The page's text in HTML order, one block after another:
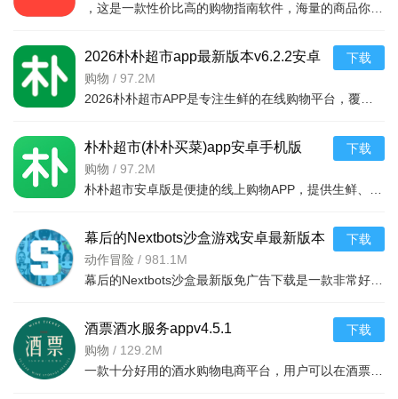
，这是一款性价比高的购物指南软件，海量的商品你都是可以选择的，用户可以看到很多的优惠的商品内容，各种正版资源可以在这里下载，由识货专业鉴别功能帮助你甄别，十分专业安全，需
2026朴朴超市app最新版本v6.2.2安卓
最新版
购物 / 97.2M
2026朴朴超市APP是专注生鲜的在线购物平台，覆盖多城，30分钟极速配送。品类丰富含生鲜、日用品等，万款产品品质保障，天天特价月月大促。新人首单免邮送100元红包，更有秒杀、优惠券、秒付功能，冷链锁
下载
朴朴超市(朴朴买菜)app安卓手机版
v6.2.2安卓版
购物 / 97.2M
朴朴超市安卓版是便捷的线上购物APP，提供生鲜、日用等万款品质商品，每日特价、月月大促，新人首单免邮还送100元红包。支持30分钟闪电送达多区域，秒付通道结账快，更有完善售后保障，满足日常需求，轻松享
下载
幕后的Nextbots沙盒游戏安卓最新版本
v11.2.2 中文版
动作冒险 / 981.1M
幕后的Nextbots沙盒最新版免广告下载是一款非常好玩的3D沙盒建造冒险游戏，高度自由的玩法和丰富的游戏内容，可以带给玩家们更多的冒险体验，采用第一视角，玩家可以自由探索和冒险，可以构建自己的基地，
下载
酒票酒水服务appv4.5.1
购物 / 129.2M
一款十分好用的酒水购物电商平台，用户可以在酒票酒水服务app上选购各种酒品，平台上酒品种类丰富，还有超多折扣，海量名优酒品，低至9.9元。，用户可以在享受美酒的同时查阅相关酒品知识
下载